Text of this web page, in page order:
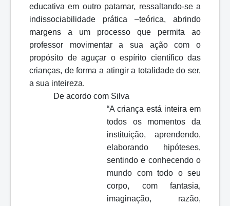
educativa em outro patamar, ressaltando-se a
indissociabilidade prática –teórica, abrindo
margens a um processo que permita ao
professor movimentar a sua ação com o
propósito de aguçar o espírito científico das
crianças, de forma a atingir a totalidade do ser,
a sua inteireza.
De acordo com Silva
“A criança está inteira em
todos os momentos da
instituição, aprendendo,
elaborando hipóteses,
sentindo e conhecendo o
mundo com todo o seu
corpo, com fantasia,
imaginação, razão,